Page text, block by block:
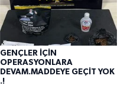
GENÇLER İÇİN
OPERASYONLARA
DEVAM.MADDEYE GEÇİT YOK
.!